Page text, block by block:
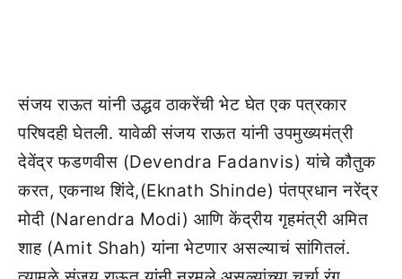
संजय राऊत यांनी उद्धव ठाकरेंची भेट घेत एक पत्रकार
परिषदही घेतली. यावेळी संजय राऊत यांनी उपमुख्यमंत्री
देवेंद्र फडणवीस (Devendra Fadanvis) यांचे कौतुक
करत, एकनाथ शिंदे,(Eknath Shinde) पंतप्रधान नरेंद्र
मोदी (Narendra Modi) आणि केंद्रीय गृहमंत्री अमित
शाह (Amit Shah) यांना भेटणार असल्याचं सांगितलं.